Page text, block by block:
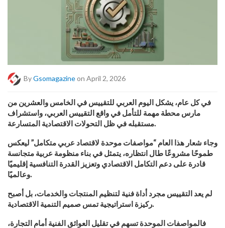
ByGsomagazineon April 2, 2026
في كل عام، يشكل اليوم العربي للتقييس في الخامس والعشرين من
مارس محطة مهمة للتأمل في واقع التقييس العربي، واستشراف
مستقبله في ظل التحولات الاقتصادية المتسارعة.
وجاء شعار هذا العام “مواصفات موحدة لاقتصاد عربي متكامل” ليعكس
طموحًا مشروعًا طال انتظاره، يتمثل في بناء منظومة عربية متجانسة
قادرة على دعم التكامل الاقتصادي وتعزيز القدرة التنافسية إقليميًا
وعالميًا.
لم يعد التقييس مجرد أداة فنية لتنظيم المنتجات والخدمات، بل أصبح
ركيزة استراتيجية تمس صميم التنمية الاقتصادية.
فالمواصفات الموحدة تسهم في تقليل العوائق الفنية أمام التجارة،